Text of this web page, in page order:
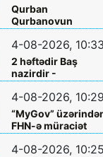
Qurban
Qurbanovun
mətbuat konfransı
Bakıda olacaq
4-08-2026, 10:33
2 həftədir Baş
nazirdir -
Məzuniyyətə çıxır
4-08-2026, 10:29
“MyGov”
FHN-ə müraciət
etmək olacaq
4-08-2026, 10:25